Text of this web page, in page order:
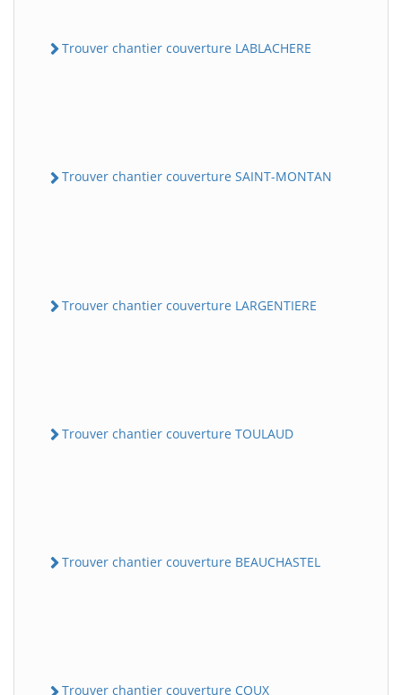
Trouver chantier couverture LABLACHERE
Trouver chantier couverture SAINT-MONTAN
Trouver chantier couverture LARGENTIERE
Trouver chantier couverture TOULAUD
Trouver chantier couverture BEAUCHASTEL
Trouver chantier couverture COUX